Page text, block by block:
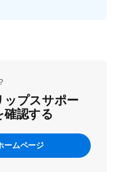
プスサポー
確認する
ームページ